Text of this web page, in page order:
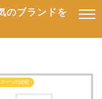
のブランドを
ーツの比較